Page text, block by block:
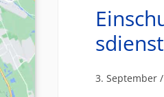
sdienst
3. September